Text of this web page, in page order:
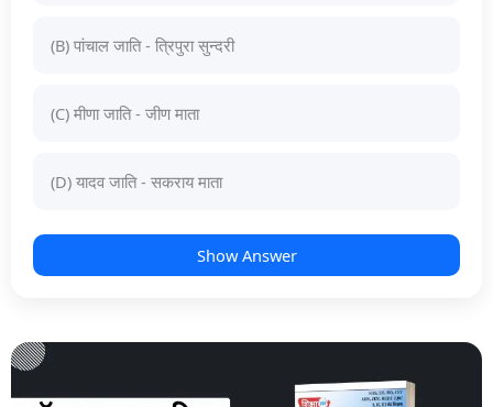
(B) पांचाल जाति - त्रिपुरा सुन्दरी
(C) मीणा जाति - जीण माता
(D) यादव जाति - सकराय माता
Show Answer